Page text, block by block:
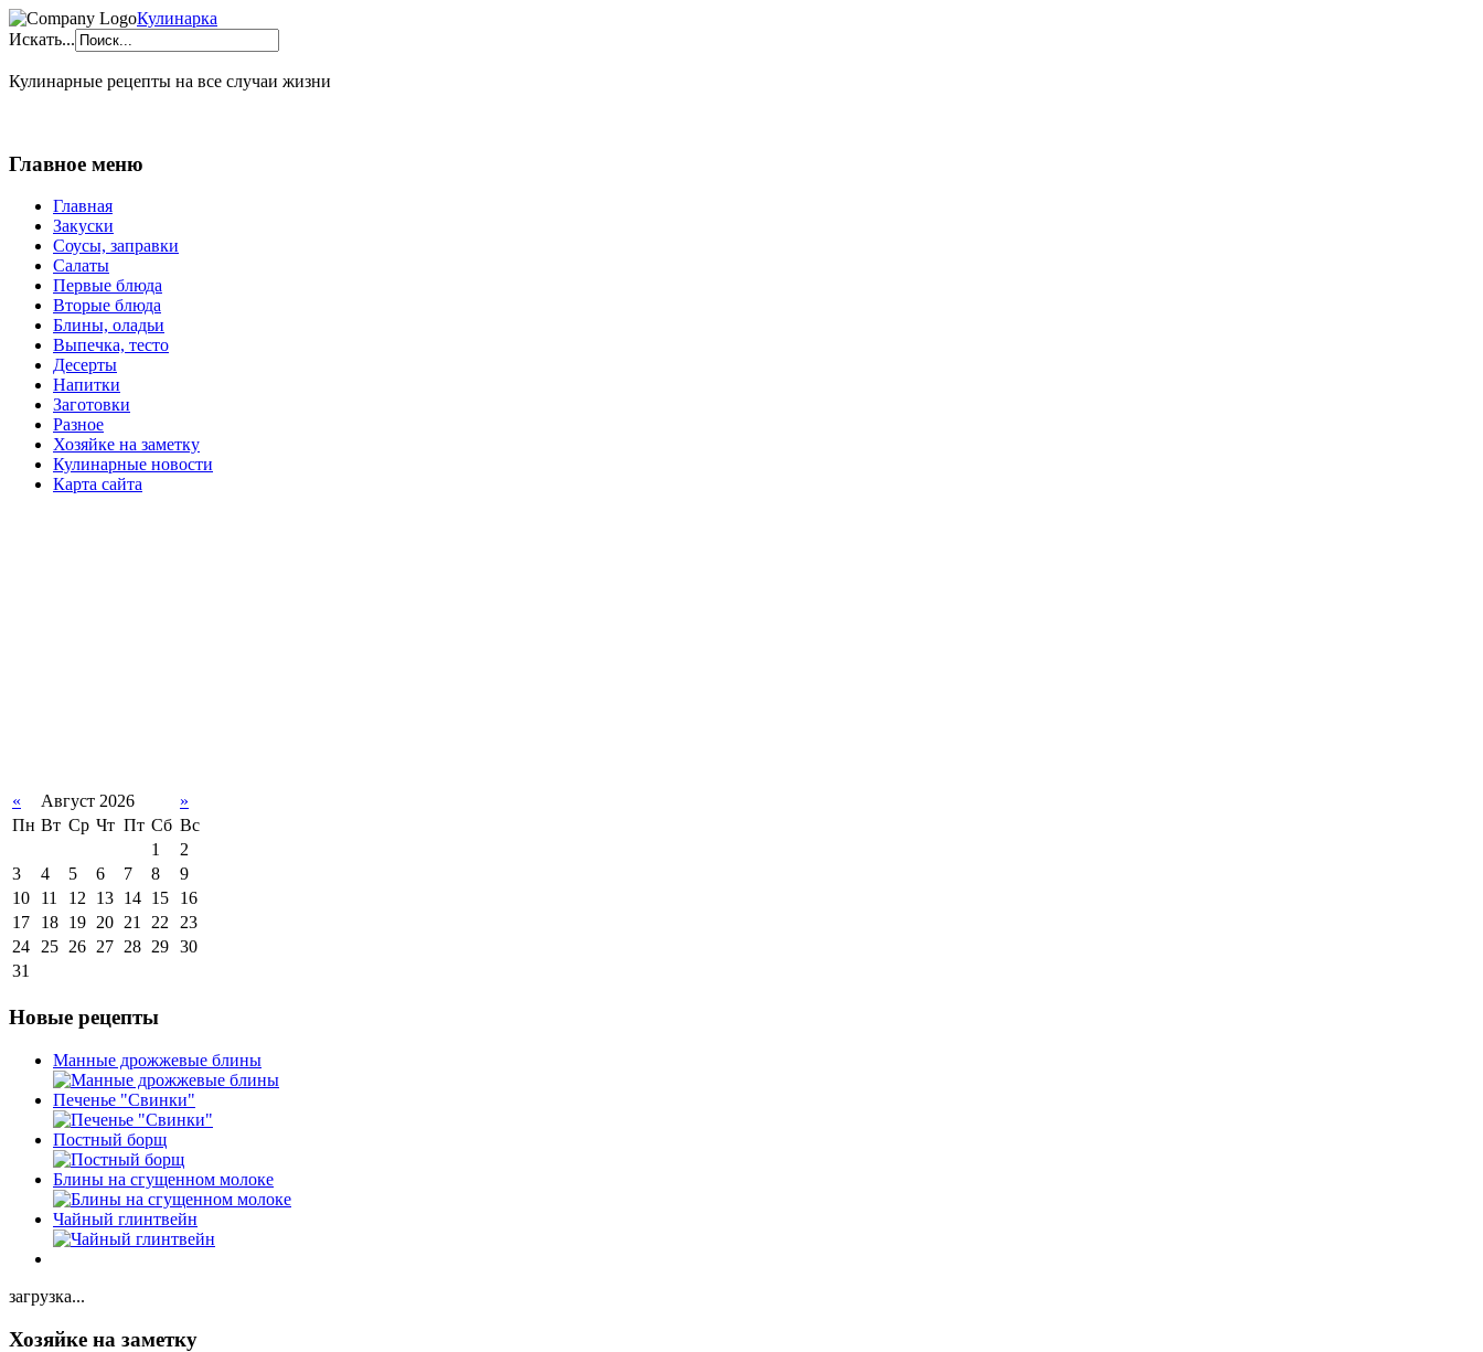
Кулинарка
Искать...
Кулинарные рецепты на все случаи жизни
Главное меню
Главная
Закуски
Соусы, заправки
Салаты
Первые блюда
Вторые блюда
Блины, оладьи
Выпечка, тесто
Десерты
Напитки
Заготовки
Разное
Хозяйке на заметку
Кулинарные новости
Карта сайта
« Август 2026
»
Пн Вт Ср Чт Пт Сб Вс
1
2
3
4 5 6 7 8
9
10
11 12 13 14 15
16
17
18 19 20 21 22 23
24 25 26 27 28 29 30
31
Новые рецепты
Манные дрожжевые блины
Печенье "Свинки"
Постный борщ
Блины на сгущенном молоке
Чайный глинтвейн
загрузка...
Хозяйке на заметку